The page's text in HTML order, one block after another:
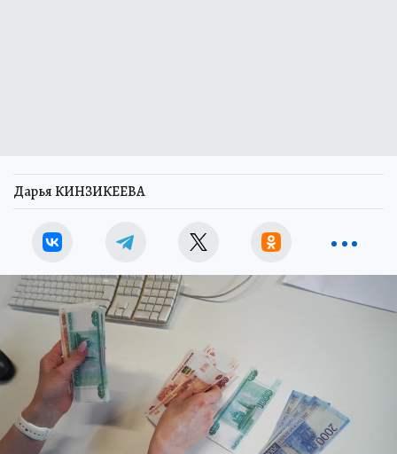
Дарья КИНЗИКЕЕВА